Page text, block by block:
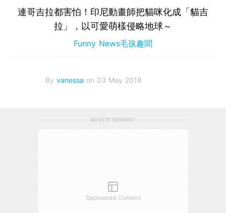
連哥吉拉都害怕！印尼動畫師把貓咪化成「貓吉
拉」，以可愛萌樣侵略地球～
Funny News毛孩趣聞
By vanessa on 03 May 2018
ADVERTISEMENT
Sponsored Content